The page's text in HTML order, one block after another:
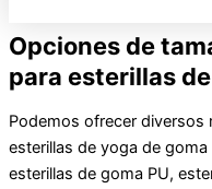
Opciones de
para esterillas
Podemos ofrecer diversos
esterillas de yoga de
esterillas de goma PU,